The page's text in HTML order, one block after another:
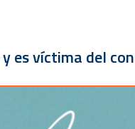
es víctima del